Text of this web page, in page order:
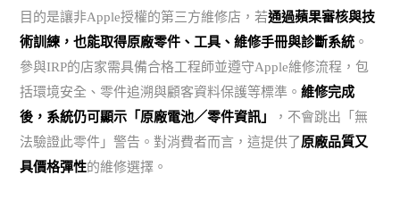
目的是讓非Apple授權的第三方維修店，若通過蘋果審核與技
術訓練，也能取得原廠零件、工具、維修手冊與診斷系統 。
參與IRP的店家需具備合格工程師並遵守Apple維修流程，包
括環境安全、零件追溯與顧客資料保護等標準。維修完成
後，系統仍可顯示「原廠電池／零件資訊」
，不會跳出「無
法驗證此零件」警告。對消費者而言，這提供了原廠品質又
具價格彈性的維修選擇。